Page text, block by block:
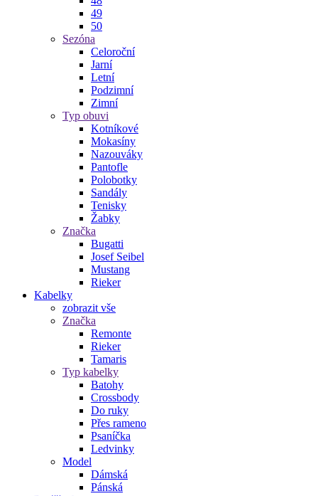
49
50
Sezóna
Celoroční
Jarní
Letní
Podzimní
Zimní
Typ obuvi
Kotníkové
Mokasíny
Nazouváky
Pantofle
Polobotky
Sandály
Tenisky
Žabky
Značka
Bugatti
Josef Seibel
Mustang
Rieker
Kabelky
zobrazit vše
Značka
Remonte
Rieker
Tamaris
Typ kabelky
Batohy
Crossbody
Do ruky
Přes rameno
Psaníčka
Ledvinky
Model
Dámská
Pánská